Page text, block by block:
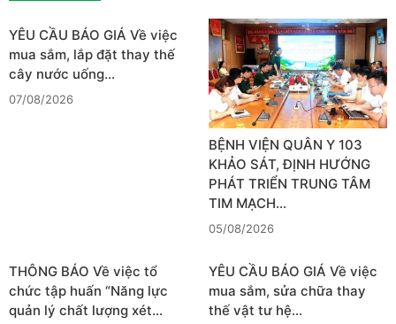
YÊU CẦU BÁO GIÁ Về việc
mua sắm, lắp đặt thay thế
cây nước uống…
07/08/2026
BỆNH VIỆN QUÂN Y 103
KHẢO SÁT, ĐỊNH HƯỚNG
PHÁT TRIỂN TRUNG TÂM
TIM MẠCH…
05/08/2026
THÔNG BÁO Về việc tổ
chức tập huấn “Năng lực
quản lý chất lượng xét…
YÊU CẦU BÁO GIÁ Về việc
mua sắm, sửa chữa thay
thế vật tư hệ…